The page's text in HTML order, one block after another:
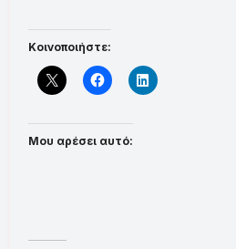
Κοινοποιήστε:
Μου αρέσει αυτό: